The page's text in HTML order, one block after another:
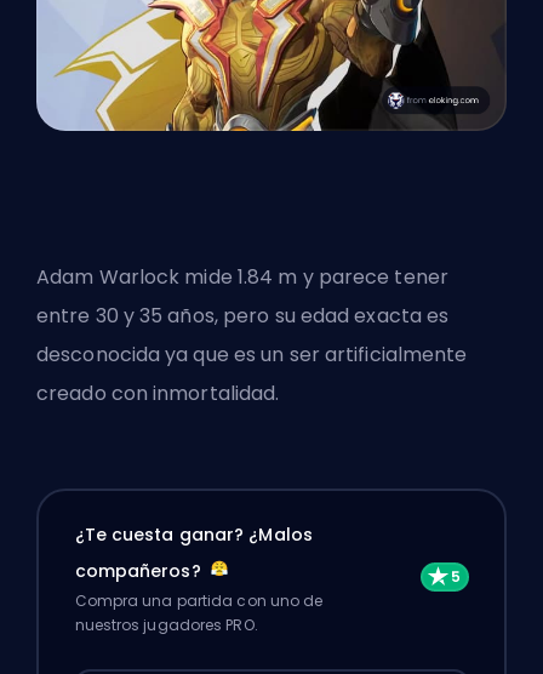
Adam Warlock mide 1.84 m y parece tener
entre 30 y 35 años, pero su edad exacta es
desconocida ya que es un ser artificialmente
creado con inmortalidad.
¿Te cuesta ganar? ¿Malos
compañeros?
Compra una partida con uno de
nuestros jugadores PRO.